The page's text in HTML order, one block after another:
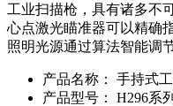
工业扫描枪，具有诸多不
心点激光瞄准器可以精确
照明光源通过算法智能调
产品名称：
手持式
产品型号：
H296系列